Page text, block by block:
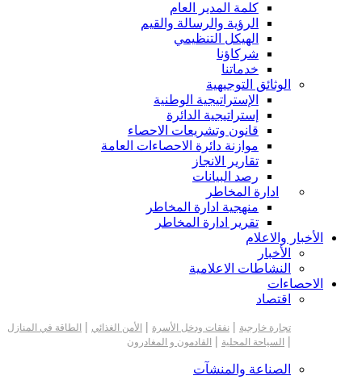
كلمة المدير العام
الرؤية والرسالة والقيم
الهيكل التنظيمي
شركاؤنا
خدماتنا
الوثائق التوجيهية
الإستراتيجية الوطنية
إستراتيجية الدائرة
قانون وتشريعات الاحصاء
موازنة دائرة الاحصاءات العامة
تقارير الانجاز
رصد البيانات
ادارة المخاطر
منهجية ادارة المخاطر
تقرير ادارة المخاطر
الأخبار والاعلام
الأخبار
النشاطات الاعلامية
الاحصاءات
اقتصاد
تجارة خارجية | نفقات ودخل الأسرة | الأمن الغذائي | الطاقة في المنازل
| السياحة المحلية | القادمون و المغادرون
الصناعة والمنشآت